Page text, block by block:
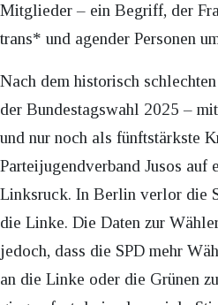
Mitglieder – ein Begriff, der
trans* und agender Personen
Nach dem historisch
der Bundestagswahl 2025 –
und nur noch als fünftstärkste
Parteijugendverband Jusos auf
Linksruck. In Berlin verlor die
die Linke. Die Daten zur
jedoch, dass die SPD mehr
an die Linke oder die Grünen